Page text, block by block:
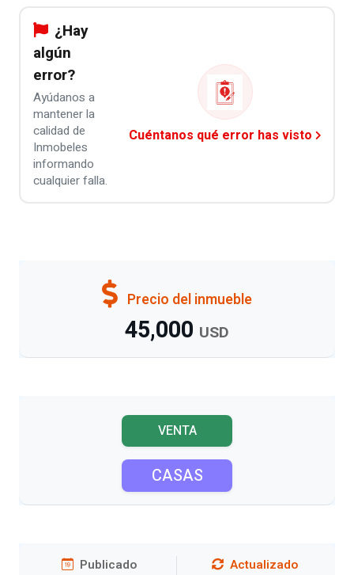
¿Hay
algún
error?
Ayúdanos a
mantener la
calidad de
Inmobeles
informando
cualquier falla.
Cuéntanos qué error has visto
Precio del inmueble
45,000 USD
VENTA
CASAS
Publicado Actualizado